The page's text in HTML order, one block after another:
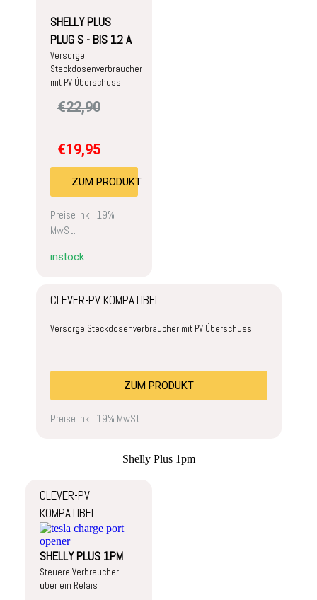
SHELLY PLUS
PLUG S - BIS 12 A
Versorge
Steckdosenverbraucher
mit PV Überschuss
€22,90
€19,95
ZUM PRODUKT
Preise inkl. 19%
MwSt.
instock
CLEVER-PV KOMPATIBEL
Versorge Steckdosenverbraucher mit PV Überschuss
ZUM PRODUKT
Preise inkl. 19% MwSt.
Shelly Plus 1pm
CLEVER-PV
KOMPATIBEL
SHELLY PLUS 1PM
Steuere Verbraucher
über ein Relais